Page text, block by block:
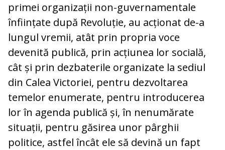
primei organizații non-guvernamentale
înființate după Revoluție, au acționat de-a
lungul vremii, atât prin propria voce
devenită publică, prin acțiunea lor socială,
cât și prin dezbaterile organizate la sediul
din Calea Victoriei, pentru dezvoltarea
temelor enumerate, pentru introducerea
lor în agenda publică și, în nenumărate
situații, pentru găsirea unor pârghii
politice, astfel încât ele să devină un fapt